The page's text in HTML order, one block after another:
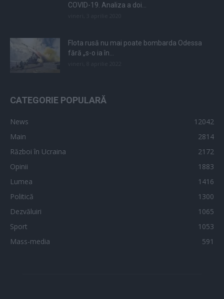
COVID-19. Analiza a doi...
Flota rusă nu mai poate bombarda Odessa
fără „s-o ia în...
CATEGORIE POPULARĂ
News
12042
Main
2814
Război în Ucraina
2172
Opinii
1883
Lumea
1416
Politică
1300
Dezvăluiri
1065
Sport
1053
Mass-media
591